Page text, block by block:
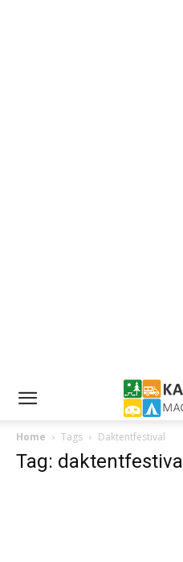
Home Tags Daktentfestival
Tag: daktentfestival